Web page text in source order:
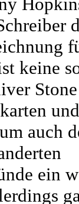
keine
und
auch
ein